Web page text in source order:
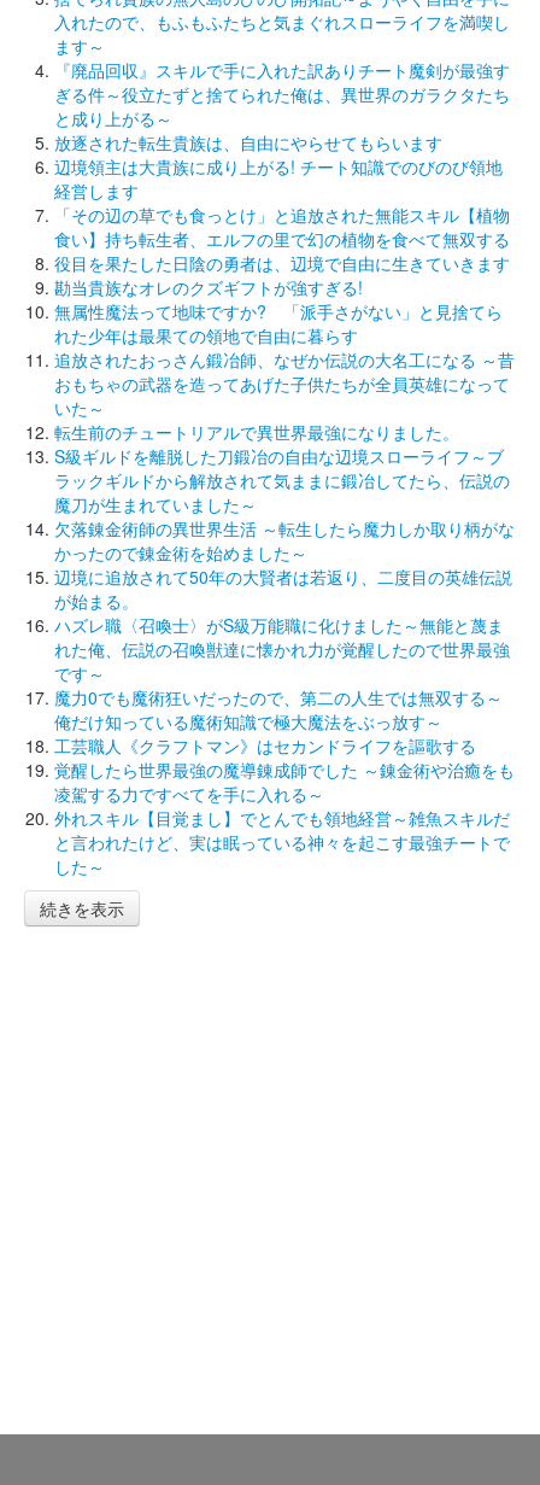
入れたので、もふもふたちと気まぐれスローライフを満喫し
ます～
『廃品回収』スキルで手に入れた訳ありチート魔剣が最強す
ぎる件～役立たずと捨てられた俺は、異世界のガラクタたち
と成り上がる～
放逐された転生貴族は、自由にやらせてもらいます
辺境領主は大貴族に成り上がる! チート知識でのびのび領地
経営します
「その辺の草でも食っとけ」と追放された無能スキル【植物
食い】持ち転生者、エルフの里で幻の植物を食べて無双する
役目を果たした日陰の勇者は、辺境で自由に生きていきます
勘当貴族なオレのクズギフトが強すぎる!
無属性魔法って地味ですか? 「派手さがない」と見捨てら
れた少年は最果ての領地で自由に暮らす
追放されたおっさん鍛冶師、なぜか伝説の大名工になる ～昔
おもちゃの武器を造ってあげた子供たちが全員英雄になって
いた～
転生前のチュートリアルで異世界最強になりました。
S級ギルドを離脱した刀鍛冶の自由な辺境スローライフ～ブ
ラックギルドから解放されて気ままに鍛冶してたら、伝説の
魔刀が生まれていました～
欠落錬金術師の異世界生活 ～転生したら魔力しか取り柄がな
かったので錬金術を始めました～
辺境に追放されて50年の大賢者は若返り、二度目の英雄伝説
が始まる。
ハズレ職〈召喚士〉がS級万能職に化けました～無能と蔑ま
れた俺、伝説の召喚獣達に懐かれ力が覚醒したので世界最強
です～
魔力0でも魔術狂いだったので、第二の人生では無双する～
俺だけ知っている魔術知識で極大魔法をぶっ放す～
工芸職人《クラフトマン》はセカンドライフを謳歌する
覚醒したら世界最強の魔導錬成師でした ～錬金術や治癒をも
凌駕する力ですべてを手に入れる～
外れスキル【目覚まし】でとんでも領地経営～雑魚スキルだ
と言われたけど、実は眠っている神々を起こす最強チートで
した～
続きを表示